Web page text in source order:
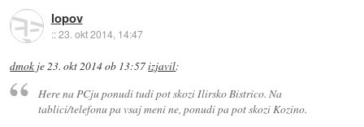
lopov
::23. okt 2014, 14:47
dmok je23. okt 2014 ob 13:57izjavil:
Here na PCju ponudi tudi pot skozi Ilirsko Bistrico. Na
tablici/telefonu pa vsaj meni ne, ponudi pa pot skozi Kozino.